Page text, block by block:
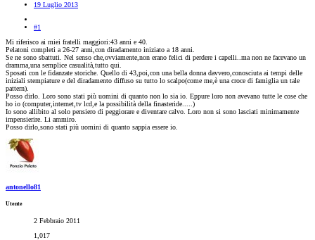
19 Luglio 2013
#1
Mi riferisco ai miei fratelli maggiori:43 anni e 40.
Pelatoni completi a 26-27 anni,con diradamento iniziato a 18 anni.
Se ne sono sbattuti. Nel senso che,ovviamente,non erano felici di perdere i capelli..ma non ne facevano un
dramma,una semplice casualità,tutto qui.
Sposati con le fidanzate storiche. Quello di 43,poi,con una bella donna davvero,conosciuta ai tempi delle
iniziali stempiature e del diradamento diffuso su tutto lo scalpo(come me,è una croce di famiglia un tale
pattern).
Posso dirlo. Loro sono stati più uomini di quanto non lo sia io. Eppure loro non avevano tutte le cose che
ho io (computer,internet,tv lcd,e la possibilità della finasteride.....)
Io sono allibito al solo pensiero di peggiorare e diventare calvo. Loro non si sono lasciati minimamente
impensierire. Li ammiro.
Posso dirlo,sono stati più uomini di quanto sappia essere io.
antonello81
Utente
2 Febbraio 2011
1,017